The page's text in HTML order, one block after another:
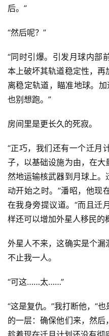
后。”
“然后呢？”
“同时引爆。引发月球内部
本上破坏其轨道稳定性，
离稳定轨道，瞄准地球。
也别想跑。”
房间里是更长久的死寂。
“正巧，我们还有一个迁月
子，以基础设施为由，在
然地运输核武器到月球上
动开始之时。”潘昭，他现
在我身旁提议道。“而且迁
样还可以增加外星人移民的
外星人不来，这确实是个
不止我一人。
“可这……太……”
“这是复仇。”我打断他，“
的一层：确保他们来，然后